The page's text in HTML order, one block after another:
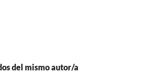
del mismo autor/a